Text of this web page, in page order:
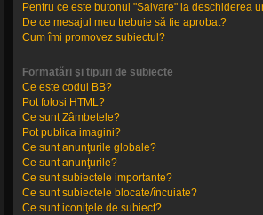
Pentru ce este butonul "Salvare" la deschiderea
De ce mesajul meu trebuie să fie aprobat?
Cum îmi promovez subiectul?
Formatări şi tipuri de subiecte
Ce este codul BB?
Pot folosi HTML?
Ce sunt Zâmbetele?
Pot publica imagini?
Ce sunt anunţurile globale?
Ce sunt anunţurile?
Ce sunt subiectele importante?
Ce sunt subiectele blocate/încuiate?
Ce sunt iconiţele de subiect?